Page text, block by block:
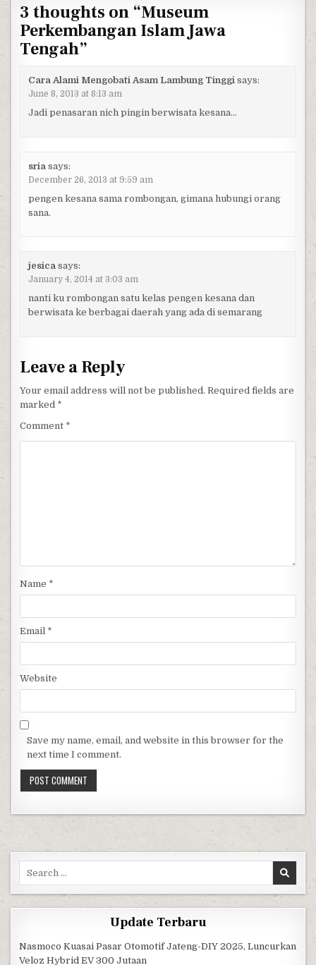
3 thoughts on “Museum
Perkembangan Islam Jawa
Tengah”
Cara Alami Mengobati Asam Lambung Tinggi says:
June 8, 2013 at 8:13 am
Jadi penasaran nich pingin berwisata kesana…
sria says:
December 26, 2013 at 9:59 am
pengen kesana sama rombongan, gimana hubungi orang
sana.
jesica says:
January 4, 2014 at 3:03 am
nanti ku rombongan satu kelas pengen kesana dan
berwisata ke berbagai daerah yang ada di semarang
Leave a Reply
Your email address will not be published. Required fields are
marked *
Comment *
Name *
Email *
Website
Save my name, email, and website in this browser for the
next time I comment.
Search for:
Update Terbaru
Nasmoco Kuasai Pasar Otomotif Jateng-DIY 2025, Luncurkan
Veloz Hybrid EV 300 Jutaan